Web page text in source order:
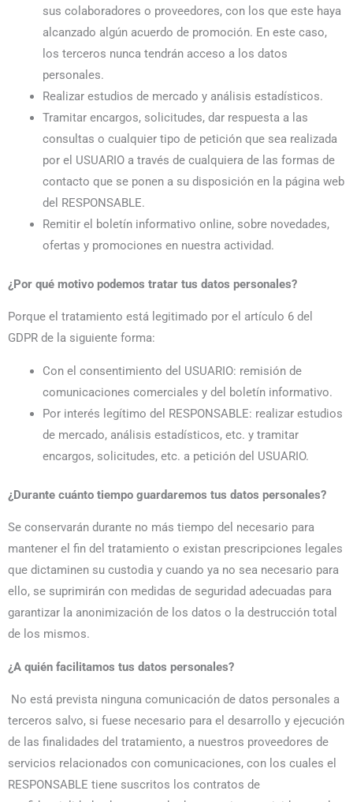
sus colaboradores o proveedores, con los que este haya
alcanzado algún acuerdo de promoción. En este caso,
los terceros nunca tendrán acceso a los datos
personales.
Realizar estudios de mercado y análisis estadísticos.
Tramitar encargos, solicitudes, dar respuesta a las
consultas o cualquier tipo de petición que sea realizada
por el USUARIO a través de cualquiera de las formas de
contacto que se ponen a su disposición en la página web
del RESPONSABLE.
Remitir el boletín informativo online, sobre novedades,
ofertas y promociones en nuestra actividad.
¿Por qué motivo podemos tratar tus datos personales?
Porque el tratamiento está legitimado por el artículo 6 del
GDPR de la siguiente forma:
Con el consentimiento del USUARIO: remisión de
comunicaciones comerciales y del boletín informativo.
Por interés legítimo del RESPONSABLE: realizar estudios
de mercado, análisis estadísticos, etc. y tramitar
encargos, solicitudes, etc. a petición del USUARIO.
¿Durante cuánto tiempo guardaremos tus datos personales?
Se conservarán durante no más tiempo del necesario para
mantener el fin del tratamiento o existan prescripciones legales
que dictaminen su custodia y cuando ya no sea necesario para
ello, se suprimirán con medidas de seguridad adecuadas para
garantizar la anonimización de los datos o la destrucción total
de los mismos.
¿A quién facilitamos tus datos personales?
No está prevista ninguna comunicación de datos personales a
terceros salvo, si fuese necesario para el desarrollo y ejecución
de las finalidades del tratamiento, a nuestros proveedores de
servicios relacionados con comunicaciones, con los cuales el
RESPONSABLE tiene suscritos los contratos de